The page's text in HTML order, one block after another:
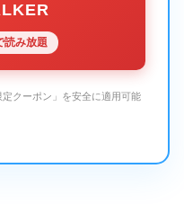
読み放題
クーポン」を安全に適用可能